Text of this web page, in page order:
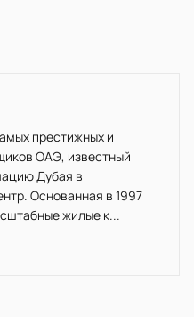
престижных и
ОАЭ, известный
Дубая в
Основанная в 1997
жилые к...